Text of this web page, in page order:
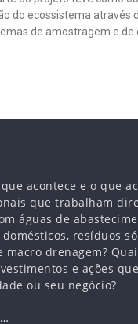
do ecossistema através
de amostragem e de
acontece e o que
que trabalham
águas de
resíduos
macro drenagem?
e ações
ou seu negócio?